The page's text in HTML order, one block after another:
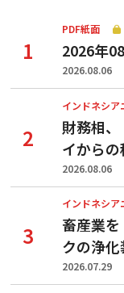
PDF紙面
2026年
2026.08.06
インドネシア
財務相
イから
2026.08.06
インドネシア
畜産業
クの浄
2026.07.29